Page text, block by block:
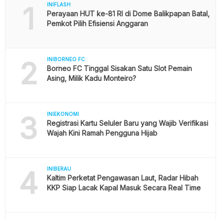
1 INIFLASH
Perayaan HUT ke-81 RI di Dome Balikpapan Batal,
Pemkot Pilih Efisiensi Anggaran
2 INIBORNEO FC
Borneo FC Tinggal Sisakan Satu Slot Pemain
Asing, Milik Kadu Monteiro?
3 INIEKONOMI
Registrasi Kartu Seluler Baru yang Wajib Verifikasi
Wajah Kini Ramah Pengguna Hijab
4 INIBERAU
Kaltim Perketat Pengawasan Laut, Radar Hibah
KKP Siap Lacak Kapal Masuk Secara Real Time